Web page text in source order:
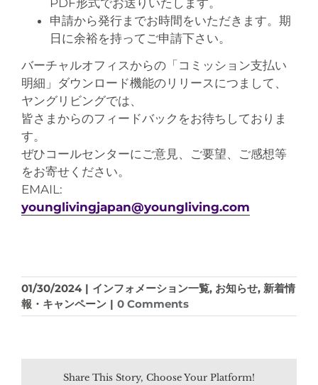
申請から発行までお時間をいただきます。期
日に余裕を持ってご申請下さい。
バーチャルオフィスからの「コミッション支払い
明細」ダウンロード機能のリリースにつまして、
ヤングリビングでは、
皆さまからのフィードバックをお待ちしておりま
す。
ぜひコールセンターにご意見、ご要望、ご感想等
をお寄せください。
EMAIL:
younglivingjapan@youngliving.com
01/30/2024 | インフォメーション一覧, お知らせ, 新着情
報・キャンペーン | 0 Comments
Share This Story, Choose Your Platform!